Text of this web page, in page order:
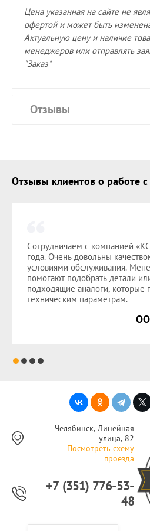
Цена указанная на сайте не
офертой и может быть
Актуальную цену и наличие
менеджеров или отправлять
"Заказ"
Отзывы
Отзывы клиентов о работе
Сотрудничаем с компанией
года. Очень довольны
условиями обслуживания.
помогают подобрать детали
подходящие аналоги, которые
техническим параметрам.
Челябинск, Линейная
улица, 82
Посмотреть схему
проезда
+7 (351) 776-53-
48